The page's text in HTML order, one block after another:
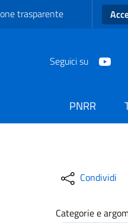
trasparente
Seguici su
PNRR
Carmiano
Condividi
Categorie e